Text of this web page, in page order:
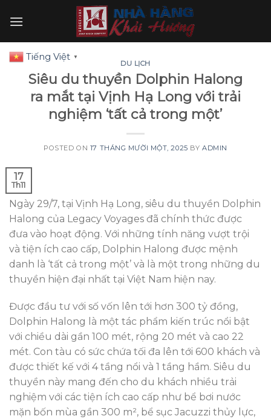
DU LỊCH
Siêu du thuyền Dolphin Halong
ra mắt tại Vịnh Hạ Long với trải
nghiệm ‘tất cả trong một’
POSTED ON 17 THÁNG MƯỜI MỘT, 2025 BY ADMIN
17
Th11
Ngày 29/7, tại Vịnh Hạ Long, siêu du thuyền Dolphin
Halong của Legacy Voyages đã chính thức được
đưa vào hoạt động. Với những tính năng vượt trội
và tiện ích cao cấp, Dolphin Halong được mệnh
danh là ‘tất cả trong một’ và là một trong những du
thuyền hiện đại nhất tại Việt Nam hiện nay.
Được đầu tư với số vốn lên tới hơn 300 tỷ đồng,
Dolphin Halong là một tác phẩm kiến trúc nổi bật
với chiều dài gần 100 mét, rộng 20 mét và cao 22
mét. Con tàu có sức chứa tối đa lên tới 600 khách và
được thiết kế với 4 tầng nổi và 1 tầng hầm. Siêu du
thuyền này mang đến cho du khách nhiều trải
nghiệm với các tiện ích cao cấp như bể bơi nước
mặn bốn mùa gần 300 m², bể sục Jacuzzi thủy lực,
Tiếng Việt ▼